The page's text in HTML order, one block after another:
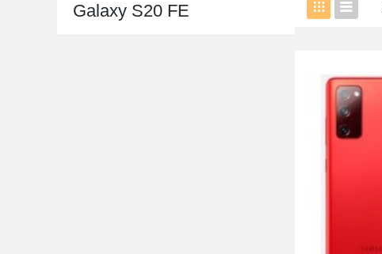
Galaxy S20 FE